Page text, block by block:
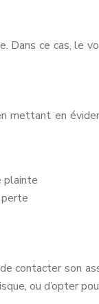
ce cas, le
mettant en
plainte
contacter son
ou d’opter